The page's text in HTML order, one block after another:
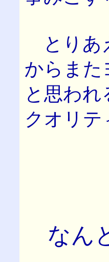
とりあ
からまた
と思わ
クオリテ
なん